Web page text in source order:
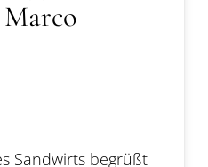
Sandwirts begrüßt